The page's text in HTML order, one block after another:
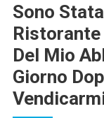
Sono
Ristorante
Del Mio
Giorno